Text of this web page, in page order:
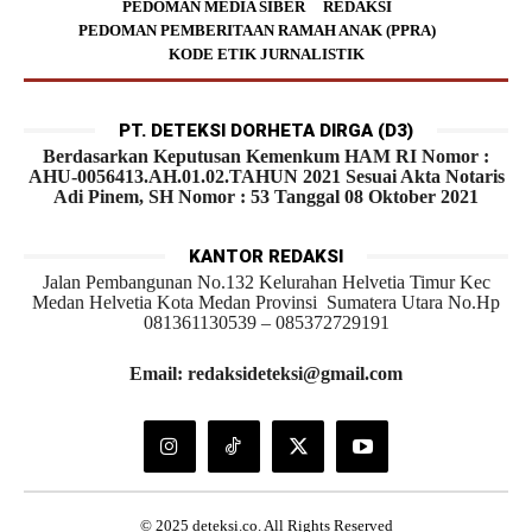
PEDOMAN MEDIA SIBER
REDAKSI
PEDOMAN PEMBERITAAN RAMAH ANAK (PPRA)
KODE ETIK JURNALISTIK
PT. DETEKSI DORHETA DIRGA (D3)
Berdasarkan Keputusan Kemenkum HAM RI Nomor :
AHU-0056413.AH.01.02.TAHUN 2021 Sesuai Akta Notaris
Adi Pinem, SH Nomor : 53 Tanggal 08 Oktober 2021
KANTOR REDAKSI
Jalan Pembangunan No.132 Kelurahan Helvetia Timur Kec
Medan Helvetia Kota Medan Provinsi Sumatera Utara No.Hp
081361130539 – 085372729191
Email: redaksideteksi@gmail.com
© 2025 deteksi.co. All Rights Reserved